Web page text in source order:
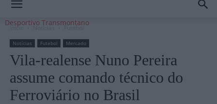
Desportivo Transmontano
Início Notícias Futebol
Notícias Futebol Mercado
Vila-realense Nuno Pereira
assume comando técnico do
Ferroviário no Brasil